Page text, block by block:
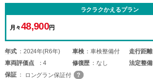
ラクラクかえるプラン
月々48,900円
年式 2024年(R6年) 車検 車検整備付 走行距離
車両評価点 4 修復歴 なし 法定整備
保証
ロングラン保証付